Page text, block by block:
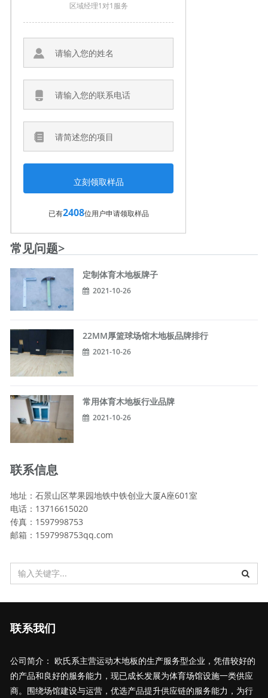
区域经理1对1服务
已有2408位用户申请领取样品
常见问题>
定制体育木地板牌子
2021-10-26
22MM厚篮球场馆木地板品牌排行
2021-10-26
常用体育木地板行业品牌
2021-10-26
联系信息
地址：石景山区苹果园地铁中铁创业大厦A座601室
电话：13716615020
传真：1597998753
邮箱：1597998753qq.com
联系我们
公司简介： 欧氏系主营运动木地板的生产服务型企业，凭借较好的
的产品和良好的服务能力，现已成长发展为体育场馆设施一类供应
商。围绕场馆建设与运营，优选产品提升供应链的服务能力，为行